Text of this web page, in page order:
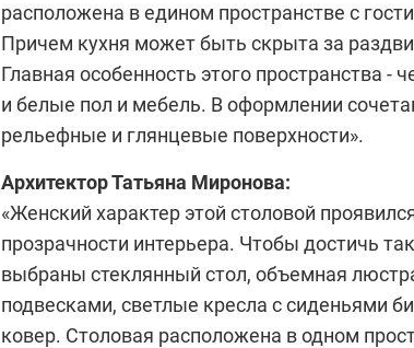
расположена в едином пространстве с
Причем кухня может быть скрыта за
Главная особенность этого пространства -
и белые пол и мебель. В оформлении
рельефные и глянцевые поверхности».
АрхитекторТатьяна Миронова:
«Женский характер этой столовой
прозрачности интерьера. Чтобы достичь
выбраны стеклянный стол, объемная
подвесками, светлые кресла с сиденьями
ковер. Столовая расположена в одном